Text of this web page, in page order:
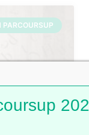
PARCOURSUP